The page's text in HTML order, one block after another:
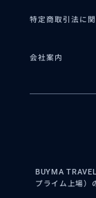
特定商取引法に
会社案内
BUYMA
プライム上場）